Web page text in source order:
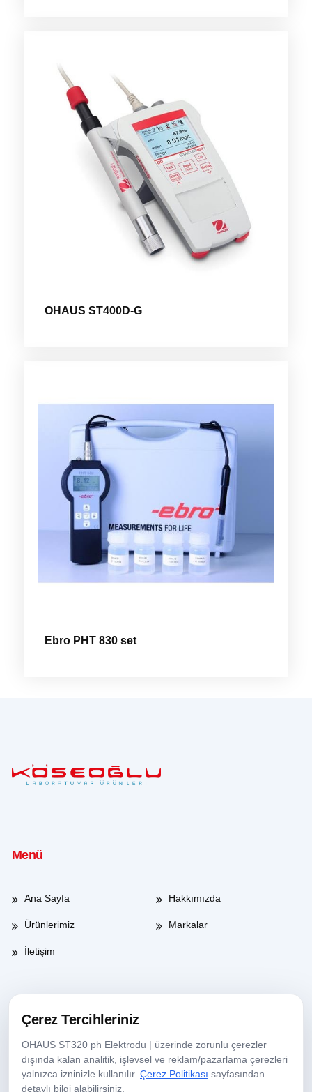
OHAUS ST400D-G
Ebro PHT 830 set
Menü
Ana Sayfa Hakkımızda
Ürünlerimiz Markalar
İletişim
Çalışma Saatleri
Haftaiçi 08:00-17:30
Cumartesi
Çerez Tercihleriniz
OHAUS ST320 ph Elektrodu | üzerinde zorunlu çerezler
dışında kalan analitik, işlevsel ve reklam/pazarlama çerezleri
yalnızca izninizle kullanılır. Çerez Politikası sayfasından
detaylı bilgi alabilirsiniz.